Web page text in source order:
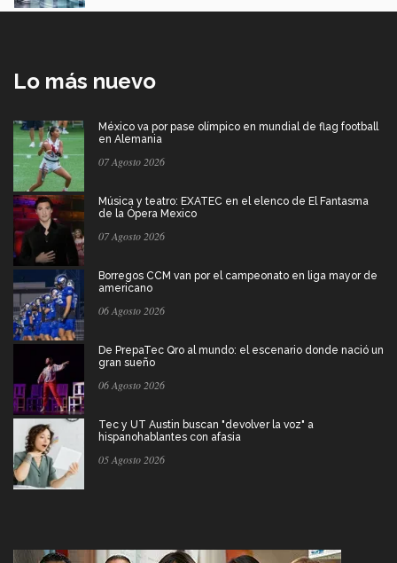
Lo más nuevo
México va por pase olímpico en mundial de flag football
en Alemania
07 Agosto 2026
Música y teatro: EXATEC en el elenco de El Fantasma
de la Ópera Mexico
07 Agosto 2026
Borregos CCM van por el campeonato en liga mayor de
americano
06 Agosto 2026
De PrepaTec Qro al mundo: el escenario donde nació un
gran sueño
06 Agosto 2026
Tec y UT Austin buscan "devolver la voz" a
hispanohablantes con afasia
05 Agosto 2026